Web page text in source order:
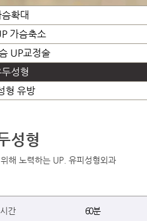
슴확대
가슴축소
UP교정술
성형
형 유방
성형
해 노력하는 UP. 유피성형외과
간 60분